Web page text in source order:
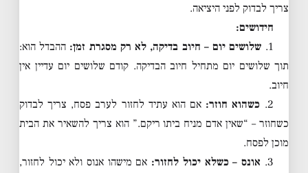
צריך לבדוק לפני היציאה.
חידושים:
1. שלושים יום – חיוב בדיקה, לא רק מסגרת זמן: ההבדל הוא:
תוך שלושים יום מתחיל חיוב הבדיקה. קודם שלושים יום עדיין אין
חיוב.
2. כשהוא חוזר: אם הוא עתיד לחזור לערב פסח, צריך לבדוק
כשחוזר – “שאין אדם מניח ביתו ריקם.” הוא צריך להשאיר את הבית
מוכן לפסח.
3. אונס – כשלא יכול לחזור: אם מישהו אנוס ולא יכול לחזור,